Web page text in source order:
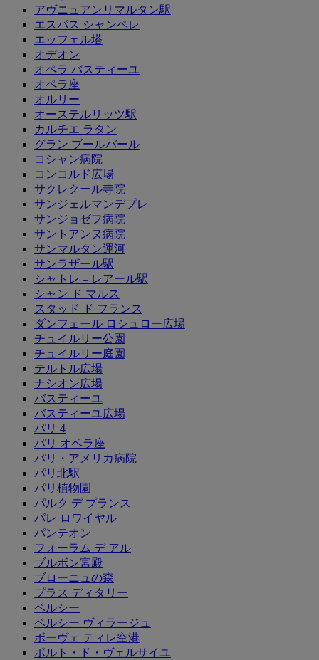
アヴニュアンリマルタン駅
エスパス シャンペレ
エッフェル塔
オデオン
オペラ バスティーユ
オペラ座
オルリー
オーステルリッツ駅
カルチエ ラタン
グラン ブールバール
コシャン病院
コンコルド広場
サクレクール寺院
サンジェルマンデプレ
サンジョゼフ病院
サントアンヌ病院
サンマルタン運河
サンラザール駅
シャトレ – レアール駅
シャン ド マルス
スタッド ド フランス
ダンフェール ロシュロー広場
チュイルリー公園
チュイルリー庭園
テルトル広場
ナシオン広場
バスティーユ
バスティーユ広場
パリ 4
パリ オペラ座
パリ・アメリカ病院
パリ北駅
パリ植物園
パルク デ プランス
パレ ロワイヤル
パンテオン
フォーラム デ アル
ブルボン宮殿
ブローニュの森
プラス ディタリー
ベルシー
ベルシー ヴィラージュ
ボーヴェ ティレ空港
ポルト・ド・ヴェルサイユ